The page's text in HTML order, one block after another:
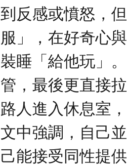
到反感或憤怒，
服」，在好奇心
裝睡「給他玩」
管，最後更直接
路人進入休息室
文中強調，自己
己能接受同性提